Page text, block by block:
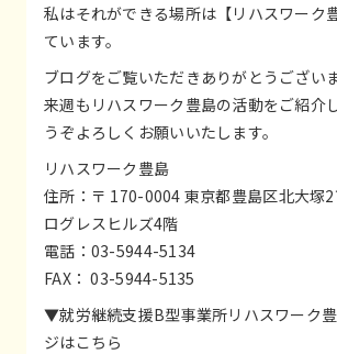
私はそれができる場所は【リハスワーク
ています。
ブログをご覧いただきありがとうござい
来週もリハスワーク豊島の活動をご紹介
うぞよろしくお願いいたします。
リハスワーク豊島
住所：〒 170-0004 東京都豊島区北大塚
ログレスヒルズ4階
電話：03-5944-5134
FAX： 03-5944-5135
▼就労継続支援B型事業所リハスワーク
ジはこちら